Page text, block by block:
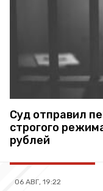
Суд отправил
строгого
рублей
06 АВГ, 19:22